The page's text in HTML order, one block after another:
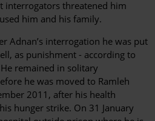
interrogators threatened him
him and his family.
Adnan’s interrogation he was put
as punishment - according to
remained in solitary
he was moved to Ramleh
2011, after his health
hunger strike. On 31 January